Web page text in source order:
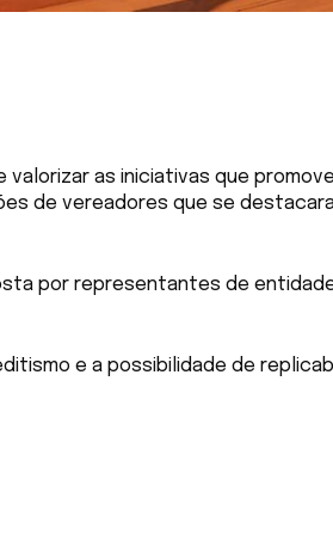
as iniciativas que
de vereadores que se
por representantes de
e a possibilidade de